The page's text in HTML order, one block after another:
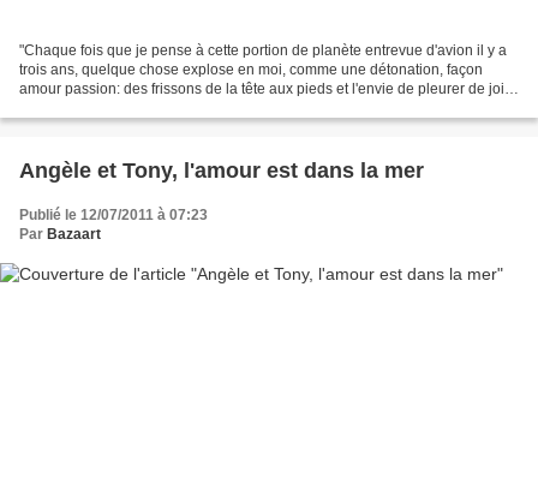
"Chaque fois que je pense à cette portion de planète entrevue d'avion il y a
trois ans, quelque chose explose en moi, comme une détonation, façon
amour passion: des frissons de la tête aux pieds et l'envie de pleurer de joie
Angèle et Tony, l'amour est dans la mer
Publié le 12/07/2011 à 07:23
Par Bazaart